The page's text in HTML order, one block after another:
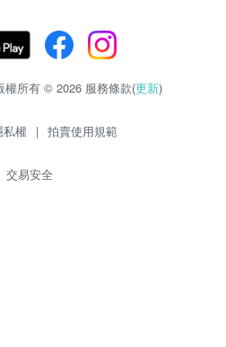
權所有 © 2026 服務條款(更新)
私權 | 拍賣使用規範
交易安全